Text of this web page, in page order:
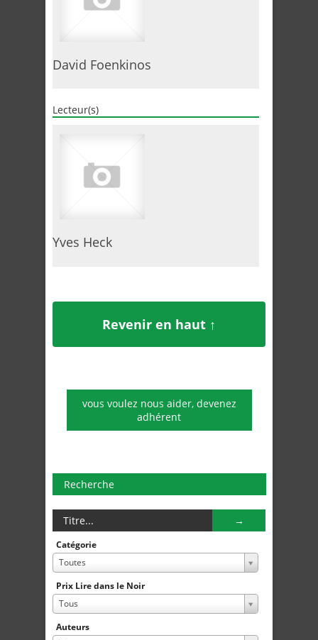
David Foenkinos
Lecteur(s)
Yves Heck
Revenir en haut ↑
vous voulez nous aider, devenez
adhérent
Recherche
Catégorie
Toutes
Prix Lire dans le Noir
Tous
Auteurs